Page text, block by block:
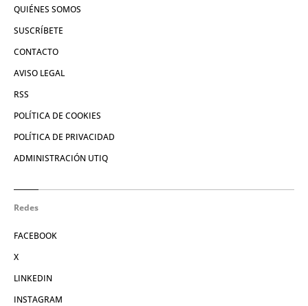
QUIÉNES SOMOS
SUSCRÍBETE
CONTACTO
AVISO LEGAL
RSS
POLÍTICA DE COOKIES
POLÍTICA DE PRIVACIDAD
ADMINISTRACIÓN UTIQ
Redes
FACEBOOK
X
LINKEDIN
INSTAGRAM